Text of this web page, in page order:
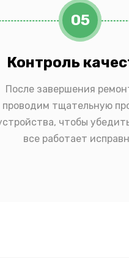
05
Контроль
После завершения
проводим тщательную
чтобы
все работает